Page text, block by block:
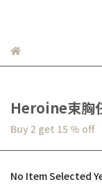
Heroine束胸
Buy 2 get 15 % off
No Item Selected